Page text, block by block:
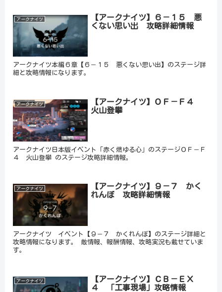
アークナイツ
【アークナイツ】６－１５ 悪
くない思い出 攻略詳細情報
アークナイツ本編６章【６－１５ 悪くない思い出】のステージ詳
細と攻略情報になります。
アークナイツ
【アークナイツ】ＯＦ－Ｆ４
火山登攀
アークナイツ日本版イベント「赤く燃ゆる心」のステージＯＦ－Ｆ
４ 火山登攀 のステージ攻略詳細情報。
アークナイツ
【アークナイツ】９－７ かく
れんぼ 攻略詳細情報
アークナイツ イベント【９－７ かくれんぼ】のステージ詳細と
攻略情報になります。 敵情報、報酬情報、攻略実況も載せていま
す。
アークナイツ
【アークナイツ】ＣＢ－ＥＸ
４ 「工事現場」攻略情報